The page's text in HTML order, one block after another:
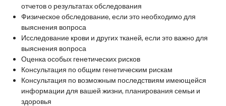
отчетов о результатах обследования
Физическое обследование, если это необходимо для
выяснения вопроса
Исследование крови и других тканей, если это важно для
выяснения вопроса
Оценка особых генетических рисков
Консультация по общим генетическим рискам
Консультация по возможным последствиям имеющейся
информации для вашей жизни, планирования семьи и
здоровья